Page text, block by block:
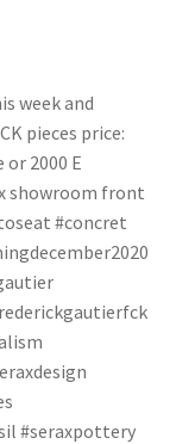
week and
pieces price:
2000 E
showroom front
#concret
#seraxpottery